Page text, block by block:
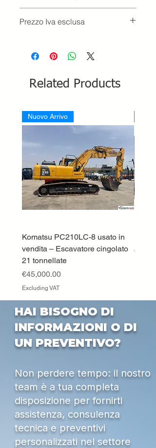
Prezzo Iva esclusa
Related Products
Nuovo Arrivo
Komatsu PC210LC-8 usato in
vendita – Escavatore cingolato
21 tonnellate
Price
€45,000.00
Excluding VAT
Price
HAI BISOGNO DI
INFORMAZIONI O DI
UN PREVENTIVO?
Non perdere tempo: il nostro
team è a tua completa
disposizione per fornirti
assistenza, consulenza
tecnica e preventivi
personalizzati nel settore